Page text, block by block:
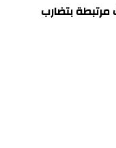
بتضارب